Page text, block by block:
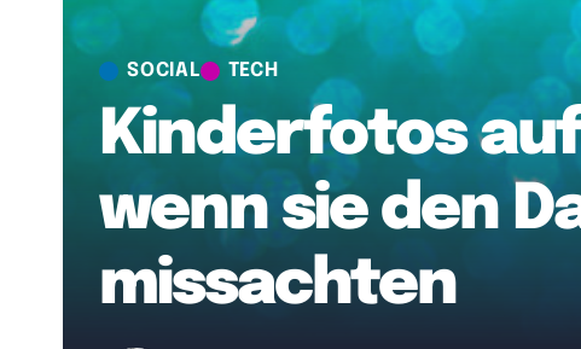
SOCIAL TECH
Kinderfotos
wenn sie den
missachten